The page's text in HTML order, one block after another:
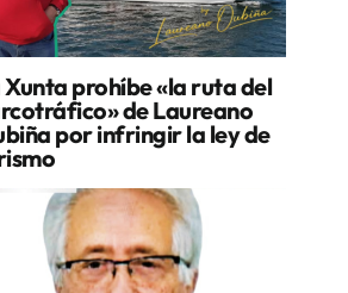
Xunta prohíbe «la ruta del
de Laureano
por infringir la ley de